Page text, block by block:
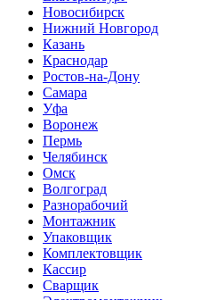
Новосибирск
Нижний Новгород
Казань
Краснодар
Ростов-на-Дону
Самара
Уфа
Воронеж
Пермь
Челябинск
Омск
Волгоград
Разнорабочий
Монтажник
Упаковщик
Комплектовщик
Кассир
Сварщик